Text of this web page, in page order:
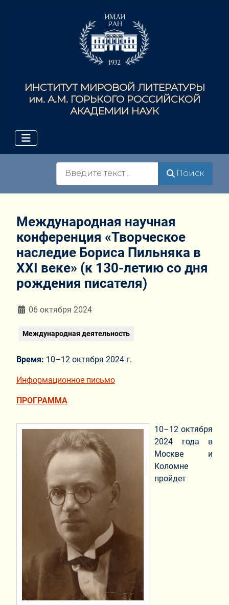
ИНСТИТУТ МИРОВОЙ ЛИТЕРАТУРЫ
им. А.М. ГОРЬКОГО РОССИЙСКОЙ
АКАДЕМИИ НАУК
Поиск
Международная научная
конференция «Творческое
наследие Бориса Пильняка в
XXI веке» (к 130-летию со дня
рождения писателя)
Информация о материале
06 октября 2024
Международная деятельность
Время: 10–12 октября 2024 г.
Информационное письмо
ПРОГРАММА
10–12 октября
2024 года в
Москве и
Коломне
пройдет